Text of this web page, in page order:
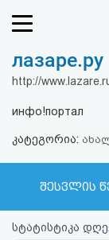
რეიტინგი
ფოსტა
კითხვა-
პასუხი
лазаре.ру
http://
инфо!портал
კატეგორია:
შესვლის
სტატისტიკა